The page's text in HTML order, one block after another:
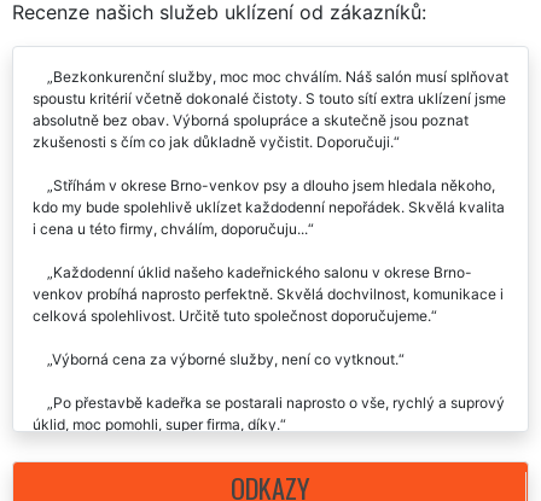
Recenze našich služeb uklízení od zákazníků:
Bezkonkurenční služby, moc moc chválím. Náš salón musí splňovat
spoustu kritérií včetně dokonalé čistoty. S touto sítí extra uklízení jsme
absolutně bez obav. Výborná spolupráce a skutečně jsou poznat
zkušenosti s čím co jak důkladně vyčistit. Doporučuji.
Stříhám v okrese Brno-venkov psy a dlouho jsem hledala někoho,
kdo my bude spolehlivě uklízet každodenní nepořádek. Skvělá kvalita
i cena u této firmy, chválím, doporučuju...
Každodenní úklid našeho kadeřnického salonu v okrese Brno-
venkov probíhá naprosto perfektně. Skvělá dochvilnost, komunikace i
celková spolehlivost. Určitě tuto společnost doporučujeme.
Výborná cena za výborné služby, není co vytknout.
Po přestavbě kadeřka se postarali naprosto o vše, rychlý a suprový
úklid, moc pomohli, super firma, díky.
ODKAZY